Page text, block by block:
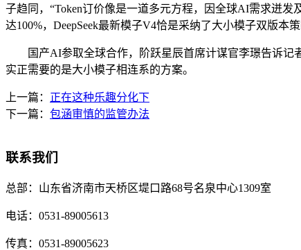
子趋同，“Token订价像是一道多元方程，因全球AI需求迸
达100%，DeepSeek最新模子V4恰是采纳了大小模子双版本
国产AI参取全球合作，阶跃星辰首席计谋官李璟告诉记者
实正需要的是大小模子相连系的方案。
上一篇： 正在这种乐趣分化下
下一篇： 包涵审慎的监管办法
联系我们
总部： 山东省济南市天桥区堤口路68号名泉中心1309室
电话： 0531-89005613
传真： 0531-89005623